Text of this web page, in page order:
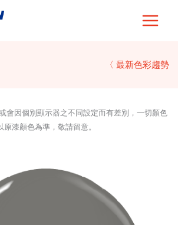
〈 最新色彩趨勢
會因個別顯示器之不同設定而有差別，一切顏色
原漆顏色為準，敬請留意。